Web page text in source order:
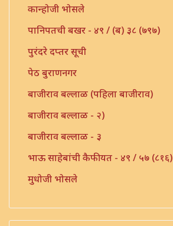
कान्होजी भोसले
पानिपतची बखर - ४९ / (ब) ३८ (७९७)
पुरंदरे दप्तर सूची
पेठ बुराणनगर
बाजीराव बल्लाळ (पहिला बाजीराव)
बाजीराव बल्लाळ - २)
बाजीराव बल्लाळ - ३
भाऊ साहेबांची कैफीयत - ४९ / ५७ (८१६)
मुधोजी भोसले
मौजे कणी पो. इंदापूर